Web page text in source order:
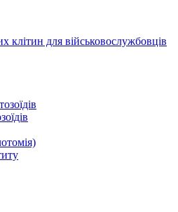
клітин для військовослужбовців